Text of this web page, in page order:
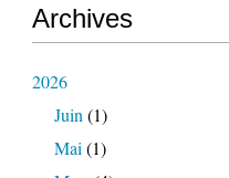
Archives
2026
Juin (1)
Mai (1)